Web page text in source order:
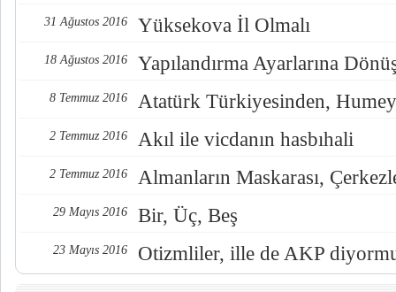
31 Ağustos 2016 Yüksekova İl Olmalı
18 Ağustos 2016 Yapılandırma Ayarlarına
8 Temmuz 2016 Atatürk Türkiyesinden,
2 Temmuz 2016 Akıl ile vicdanın hasbıhali
2 Temmuz 2016 Almanların Maskarası,
29 Mayıs 2016 Bir, Üç, Beş
23 Mayıs 2016 Otizmliler, ille de AKP